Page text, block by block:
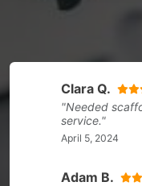
Clara Q.
"Needed
service."
April 5, 2024
Adam B.